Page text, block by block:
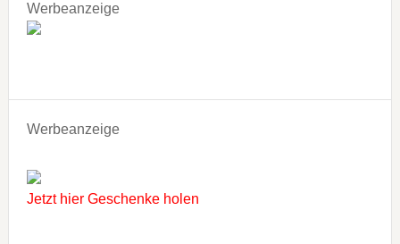
Werbeanzeige
Werbeanzeige
Jetzt hier Geschenke holen